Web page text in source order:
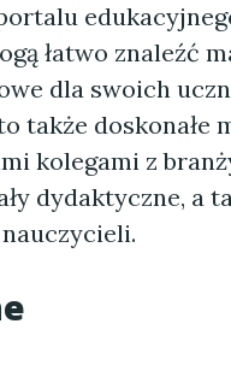
łatwo znaleźć
dla swoich
także doskonałe
kolegami z
dydaktyczne, a